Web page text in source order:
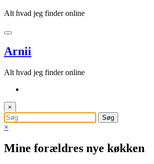
Alt hvad jeg finder online
Arnii
Alt hvad jeg finder online
×
×
Mine forældres nye køkken